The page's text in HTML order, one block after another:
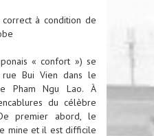
à condition de
« confort ») se
Bui Vien dans le
Pham Ngu Lao. À
du célèbre
premier abord, le
mine et il est difficile